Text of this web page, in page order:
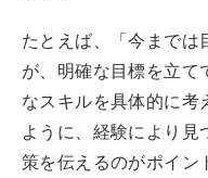
たとえば、「今までは
が、明確な目標を立て
なスキルを具体的に考
ように、経験により見
策を伝えるのがポイン